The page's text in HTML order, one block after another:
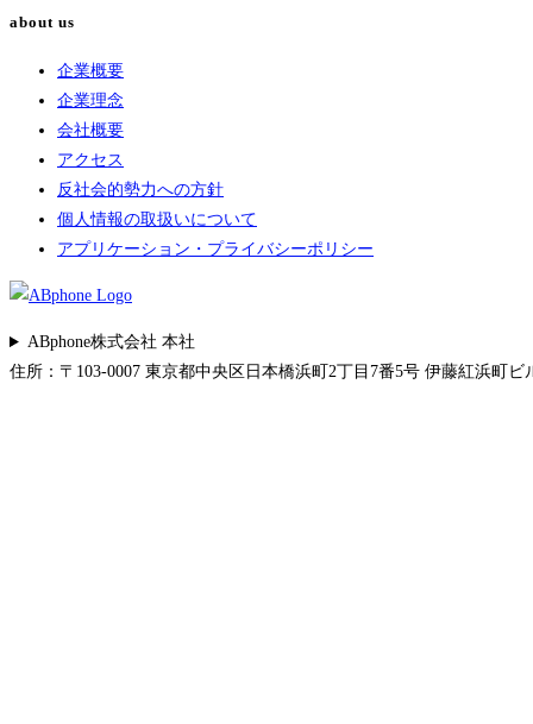
about us
企業概要
企業理念
会社概要
アクセス
反社会的勢力への方針
個人情報の取扱いについて
アプリケーション・プライバシーポリシー
ABphone株式会社 本社
住所：〒103-0007 東京都中央区日本橋浜町2丁目7番5号 伊藤紅浜町